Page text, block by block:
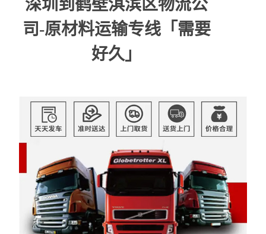
深圳到鹤壁淇滨区物流公
司-原材料运输专线「需要
好久」